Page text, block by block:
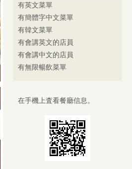
有英文菜單
有簡體字中文菜單
有韓文菜單
有會講英文的店員
有會講中文的店員
有無限暢飲菜單
在手機上査看餐廳信息。